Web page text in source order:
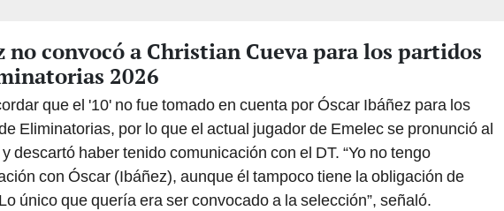
no convocó a Christian Cueva para los partidos
2026
que el '10' no fue tomado en cuenta por Óscar Ibáñez para los
Eliminatorias, por lo que el actual jugador de Emelec se pronunció al
descartó haber tenido comunicación con el DT. “Yo no tengo
con Óscar (Ibáñez), aunque él tampoco tiene la obligación de
único que quería era ser convocado a la selección”, señaló.